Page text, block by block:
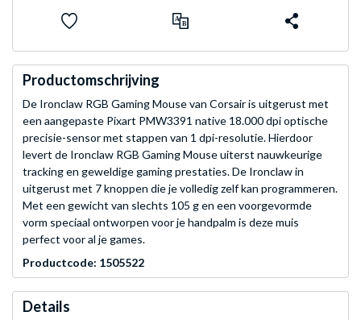
Productomschrijving
De Ironclaw RGB Gaming Mouse van Corsair is uitgerust met
een aangepaste Pixart PMW3391 native 18.000 dpi optische
precisie-sensor met stappen van 1 dpi-resolutie. Hierdoor
levert de Ironclaw RGB Gaming Mouse uiterst nauwkeurige
tracking en geweldige gaming prestaties. De Ironclaw in
uitgerust met 7 knoppen die je volledig zelf kan programmeren.
Met een gewicht van slechts 105 g en een voorgevormde
vorm speciaal ontworpen voor je handpalm is deze muis
perfect voor al je games.
Productcode: 1505522
Details